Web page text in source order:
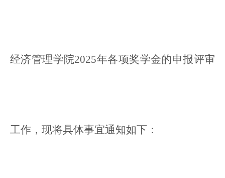
经济管理学院2025年各项奖学金的申报评审
工作，现将具体事宜通知如下：